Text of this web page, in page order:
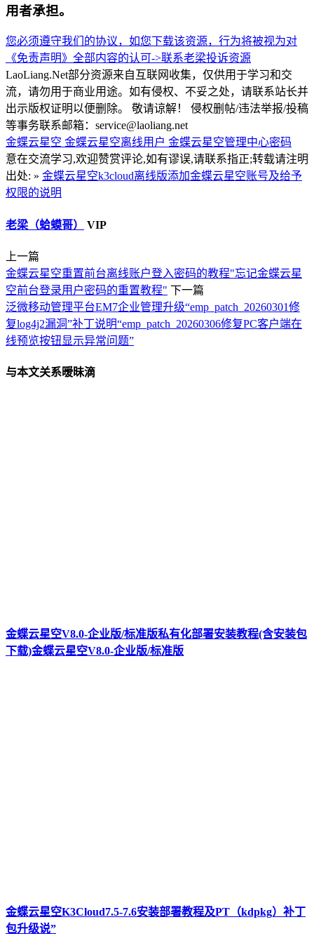
用者承担。
您必须遵守我们的协议，如您下载该资源，行为将被视为对
《免责声明》全部内容的认可->联系老梁投诉资源
LaoLiang.Net部分资源来自互联网收集，仅供用于学习和交
流，请勿用于商业用途。如有侵权、不妥之处，请联系站长并
出示版权证明以便删除。 敬请谅解！ 侵权删帖/违法举报/投稿
等事务联系邮箱：service@laoliang.net
金蝶云星空 金蝶云星空离线用户 金蝶云星空管理中心密码
意在交流学习,欢迎赞赏评论,如有谬误,请联系指正;转载请注明
出处: » 金蝶云星空k3cloud离线版添加金蝶云星空账号及给予
权限的说明
老梁（蛤蟆哥） VIP
上一篇
金蝶云星空重置前台离线账户登入密码的教程"忘记金蝶云星
空前台登录用户密码的重置教程" 下一篇
泛微移动管理平台EM7企业管理升级“emp_patch_20260301修
复log4j2漏洞”补丁说明“emp_patch_20260306修复PC客户端在
线预览按钮显示异常问题”
与本文关系暧昧滴
金蝶云星空V8.0-企业版/标准版私有化部署安装教程(含安装包
下载)金蝶云星空V8.0-企业版/标准版
金蝶云星空K3Cloud7.5-7.6安装部署教程及PT（kdpkg）补丁
包升级说”